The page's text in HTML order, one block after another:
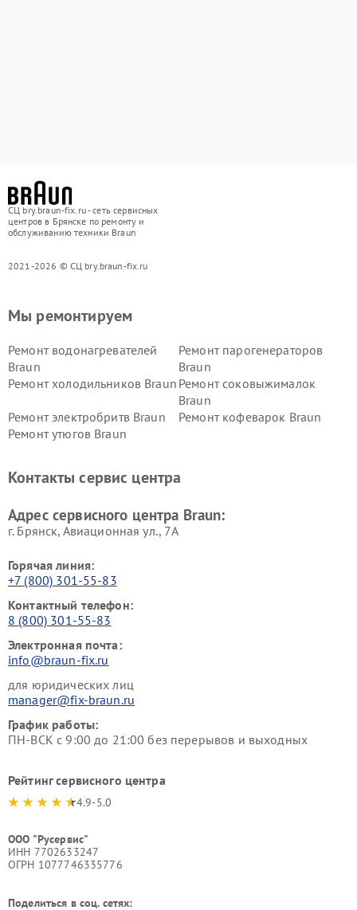
СЦ bry.braun-fix.ru - сеть сервисных
центров в Брянске по ремонту и
обслуживанию техники Braun
2021-2026 © СЦ bry.braun-fix.ru
Мы ремонтируем
Ремонт водонагревателей
Braun
Ремонт парогенераторов
Braun
Ремонт холодильников Braun Ремонт соковыжималок
Braun
Ремонт электробритв Braun
Ремонт кофеварок Braun
Ремонт утюгов Braun
Контакты сервис центра
Адрес сервисного центра Braun:
г. Брянск, Авиационная ул., 7А
Горячая линия:
+7 (800) 301-55-83
Контактный телефон:
8 (800) 301-55-83
Электронная почта:
info@braun-fix.ru
для юридических лиц
manager@fix-braun.ru
График работы:
ПН-ВСК с 9:00 до 21:00 без перерывов и выходных
Рейтинг сервисного центра
4.9-5.0
ООО "Русервис"
ИНН 7702633247
ОГРН 1077746335776
Поделиться в соц. сетях: